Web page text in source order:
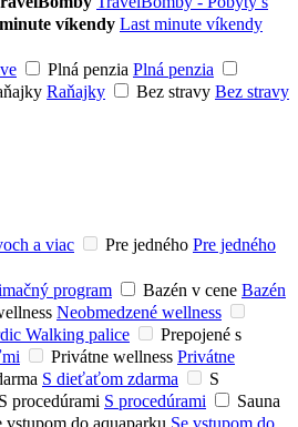
víkendy Last minute víkendy
Plná penzia Plná penzia
Raňajky Bez stravy Bez stravy
a viac Pre jedného Pre jedného
program Bazén v cene Bazén
Neobmedzené wellness
Walking palice
Prepojené s
Privátne wellness Privátne
S dieťaťom zdarma
S
S procedúrami S procedúrami
Sauna